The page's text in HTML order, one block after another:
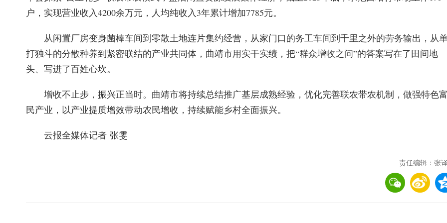
户，实现营业收入4200余万元，人均纯收入3年累计增加7785元。
从闲置厂房变身菌棒车间到零散土地连片集约经营，从家门口的务工车间到千里之外的劳务输出，从
打独斗的分散种养到紧密联结的产业共同体，曲靖市用实干实绩，把“群众增收之问”的答案写在了田间地
头、写进了百姓心坎。
增收不止步，振兴正当时。曲靖市将持续总结推广基层成熟经验，优化完善联农带农机制，做强特色
民产业，以产业提质增效带动农民增收，持续赋能乡村全面振兴。
云报全媒体记者 张雯
责任编辑：张